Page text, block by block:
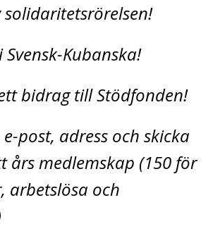
solidaritetsrörelsen!
Kubanska!
bidrag till Stödfonden!
post, adress och skicka
års medlemskap (150 för
arbetslösa och